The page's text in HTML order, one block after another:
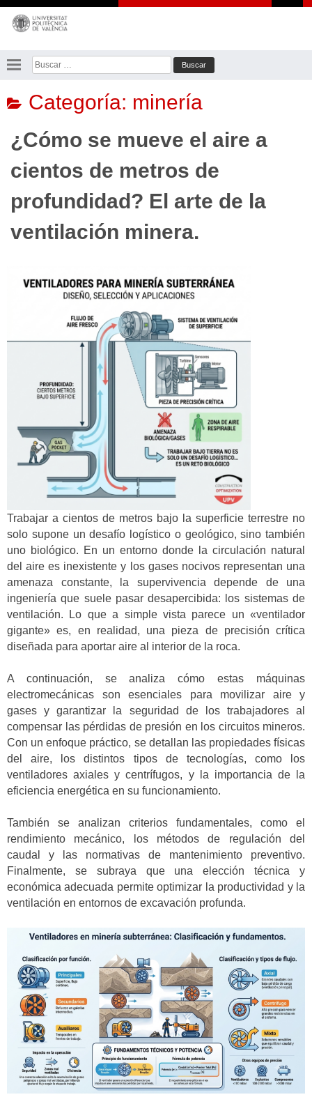
Saltar
contenido
Buscar:
Categoría: minería
¿Cómo se mueve el aire a
cientos de metros de
profundidad? El arte de la
ventilación minera.
Trabajar a cientos de metros bajo la superficie terrestre no
solo supone un desafío logístico o geológico, sino también
uno biológico. En un entorno donde la circulación natural
del aire es inexistente y los gases nocivos representan una
amenaza constante, la supervivencia depende de una
ingeniería que suele pasar desapercibida: los sistemas de
ventilación. Lo que a simple vista parece un «ventilador
gigante» es, en realidad, una pieza de precisión crítica
diseñada para aportar aire al interior de la roca.
A continuación, se analiza cómo estas máquinas
electromecánicas son esenciales para movilizar aire y
gases y garantizar la seguridad de los trabajadores al
compensar las pérdidas de presión en los circuitos mineros.
Con un enfoque práctico, se detallan las propiedades físicas
del aire, los distintos tipos de tecnologías, como los
ventiladores axiales y centrífugos, y la importancia de la
eficiencia energética en su funcionamiento.
También se analizan criterios fundamentales, como el
rendimiento mecánico, los métodos de regulación del
caudal y las normativas de mantenimiento preventivo.
Finalmente, se subraya que una elección técnica y
económica adecuada permite optimizar la productividad y la
ventilación en entornos de excavación profunda.